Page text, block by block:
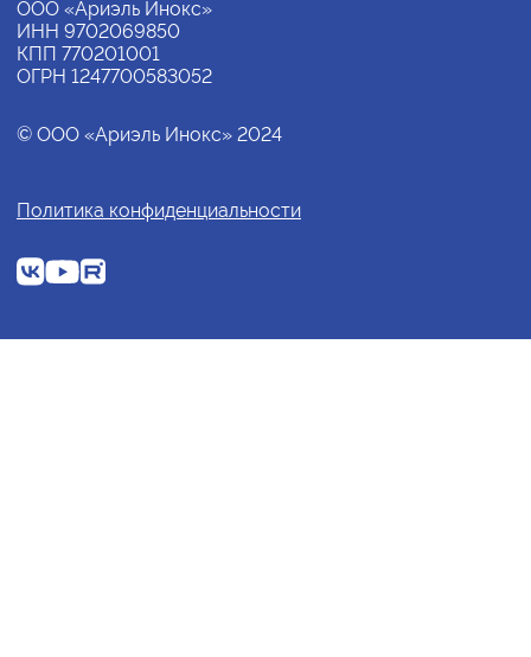
ООО «Ариэль Инокс»
ИНН 9702069850
КПП 770201001
ОГРН 1247700583052
© ООО «Ариэль Инокс» 2024
Политика конфиденциальности